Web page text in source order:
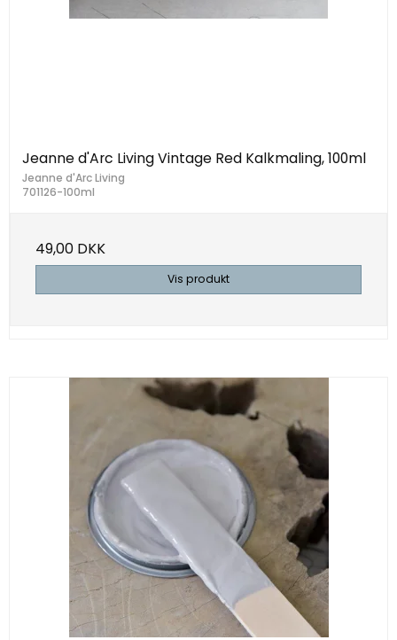
Jeanne d'Arc Living Vintage Red Kalkmaling, 100ml
Jeanne d'Arc Living
701126-100ml
49,00 DKK
Vis produkt